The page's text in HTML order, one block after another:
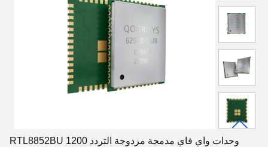
وحدات واي فاي مدمجة مزدوجة التردد RTL8852BU 1200